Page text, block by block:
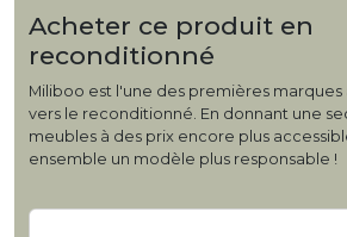
Acheter ce produit en
reconditionné
Miliboo est l'une des premières
vers le reconditionné. En donnant une
meubles à des prix encore plus
ensemble un modèle plus responsable !